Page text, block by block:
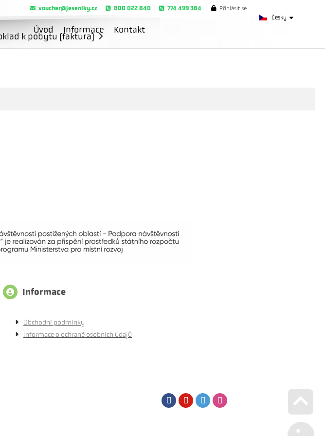
Česky
voucher@jeseniky.cz 800 022 840 774 499 384 Přihlásit se
Úvod Informace Kontakt
k pobytu (faktura)
Informace
Obchodní podmínky
Informace o ochraně osobních údajů
FacebookYoutubeTwitter
Go